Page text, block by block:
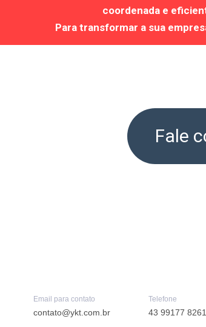
coordenada e
Para transformar a sua
Fale
Email para contato
contato@ykt.com.br
Telefone
43 99177 8261